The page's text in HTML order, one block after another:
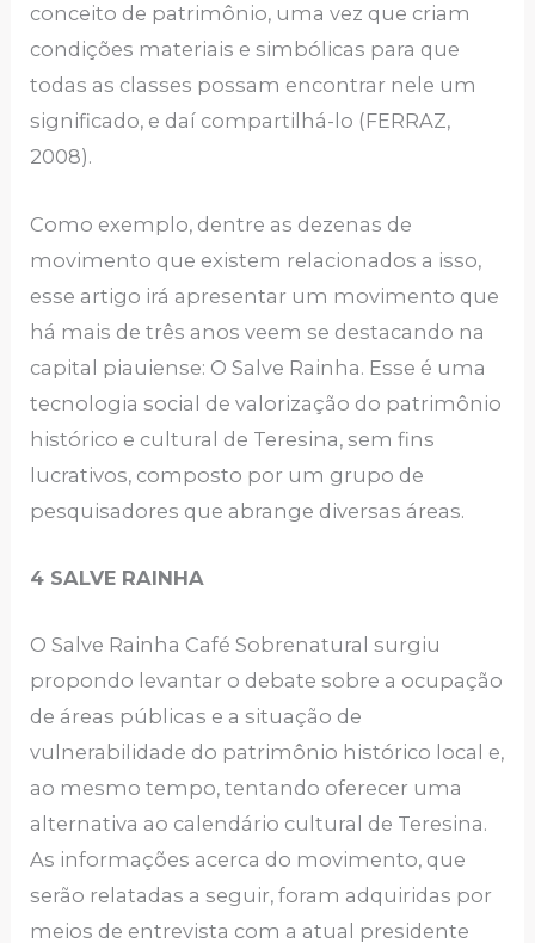
conceito de patrimônio, uma vez que criam
condições materiais e simbólicas para que
todas as classes possam encontrar nele um
significado, e daí compartilhá-lo (FERRAZ,
2008).
Como exemplo, dentre as dezenas de
movimento que existem relacionados a isso,
esse artigo irá apresentar um movimento que
há mais de três anos veem se destacando na
capital piauiense: O Salve Rainha. Esse é uma
tecnologia social de valorização do patrimônio
histórico e cultural de Teresina, sem fins
lucrativos, composto por um grupo de
pesquisadores que abrange diversas áreas.
4 SALVE RAINHA
O Salve Rainha Café Sobrenatural surgiu
propondo levantar o debate sobre a ocupação
de áreas públicas e a situação de
vulnerabilidade do patrimônio histórico local e,
ao mesmo tempo, tentando oferecer uma
alternativa ao calendário cultural de Teresina.
As informações acerca do movimento, que
serão relatadas a seguir, foram adquiridas por
meios de entrevista com a atual presidente